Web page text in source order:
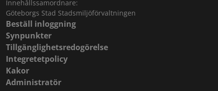
Innehållssamordnare:
Göteborgs Stad Stadsmiljöförvaltningen
Beställ inloggning
Synpunkter
Tillgänglighetsredogörelse
Integretetpolicy
Kakor
Administratör